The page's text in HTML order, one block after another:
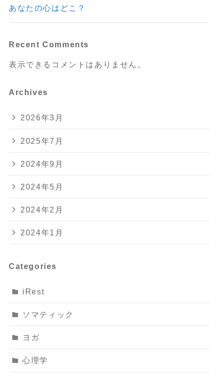
あなたの心はどこ？
Recent Comments
表示できるコメントはありません。
Archives
2026年3月
2025年7月
2024年9月
2024年5月
2024年2月
2024年1月
Categories
iRest
ソマティック
ヨガ
心理学